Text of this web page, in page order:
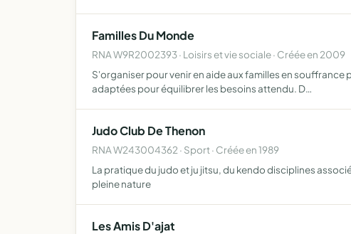
Familles Du Monde
RNA W9R2002393 · Loisirs et vie sociale · Créée en 2009
S'organiser pour venir en aide aux familles en
adaptées pour équilibrer les besoins attendu. D…
Judo Club De Thenon
RNA W243004362 · Sport · Créée en 1989
La pratique du judo et ju jitsu, du kendo disciplines
pleine nature
Les Amis D'ajat